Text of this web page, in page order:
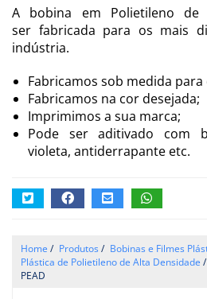
A bobina em Polietileno de
ser fabricada para os mais
indústria.
Fabricamos sob medida
Fabricamos na cor desejada;
Imprimimos a sua marca;
Pode ser aditivado com
violeta, antiderrapante etc.
Home / Produtos/ Bobinas e Filmes
Plástica de Polietileno de Alta Densidade /
PEAD